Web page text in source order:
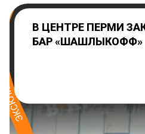
В ЦЕНТРЕ ПЕРМИ
БАР «ШАШЛЫКОФФ»